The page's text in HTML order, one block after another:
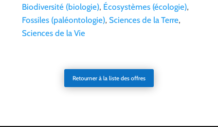
Biodiversité (biologie), Écosystèmes (écologie),
Fossiles (paléontologie), Sciences de la Terre,
Sciences de la Vie
Retourner à la liste des offres